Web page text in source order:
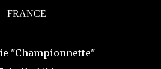
FRANCE
"Championnette"